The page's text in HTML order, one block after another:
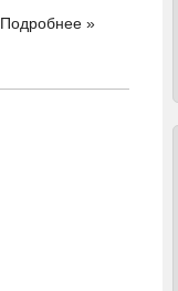
Подробнее »